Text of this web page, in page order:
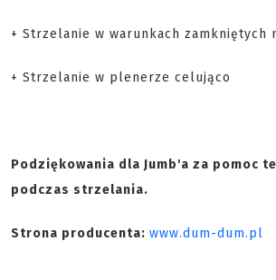
+ Strzelanie w warunkach zamkniętych
+ Strzelanie w plenerze celująco
Podziękowania dla Jumb'a za pomoc
podczas strzelania.
Strona producenta: www.dum-dum.pl